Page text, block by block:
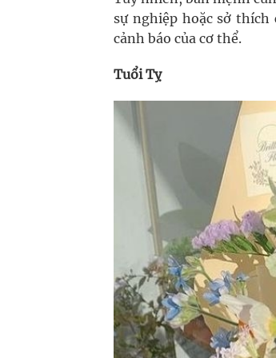
sự nghiệp hoặc sở
cảnh báo của cơ thể.
Tuổi Tỵ